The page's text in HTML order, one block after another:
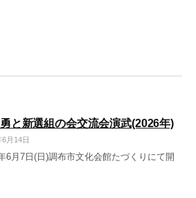
と新選組の会交流会演武(2026年)
6月14日
6月7日(日)調布市文化会館たづくりにて開